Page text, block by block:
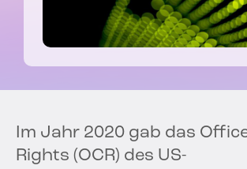
Im Jahr 2020 gab das
Rights (OCR) des US-